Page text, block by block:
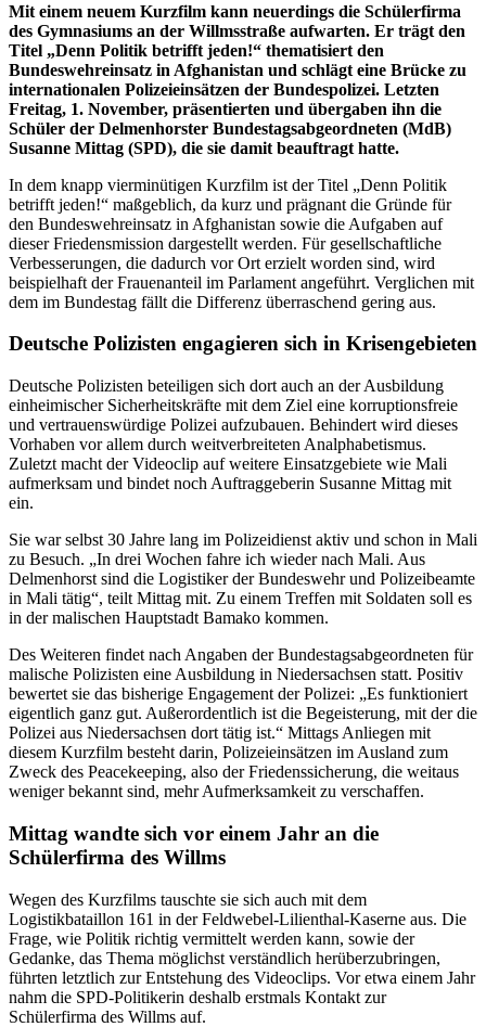
Mit einem neuem Kurzfilm kann neuerdings die Schülerfirma
des Gymnasiums an der Willmsstraße aufwarten. Er trägt den
Titel „Denn Politik betrifft jeden!“ thematisiert den
Bundeswehreinsatz in Afghanistan und schlägt eine Brücke zu
internationalen Polizeieinsätzen der Bundespolizei. Letzten
Freitag, 1. November, präsentierten und übergaben ihn die
Schüler der Delmenhorster Bundestagsabgeordneten (MdB)
Susanne Mittag (SPD), die sie damit beauftragt hatte.
In dem knapp vierminütigen Kurzfilm ist der Titel „Denn Politik
betrifft jeden!“ maßgeblich, da kurz und prägnant die Gründe für
den Bundeswehreinsatz in Afghanistan sowie die Aufgaben auf
dieser Friedensmission dargestellt werden. Für gesellschaftliche
Verbesserungen, die dadurch vor Ort erzielt worden sind, wird
beispielhaft der Frauenanteil im Parlament angeführt. Verglichen mit
dem im Bundestag fällt die Differenz überraschend gering aus.
Deutsche Polizisten engagieren sich in Krisengebieten
Deutsche Polizisten beteiligen sich dort auch an der Ausbildung
einheimischer Sicherheitskräfte mit dem Ziel eine korruptionsfreie
und vertrauenswürdige Polizei aufzubauen. Behindert wird dieses
Vorhaben vor allem durch weitverbreiteten Analphabetismus.
Zuletzt macht der Videoclip auf weitere Einsatzgebiete wie Mali
aufmerksam und bindet noch Auftraggeberin Susanne Mittag mit
ein.
Sie war selbst 30 Jahre lang im Polizeidienst aktiv und schon in Mali
zu Besuch. „In drei Wochen fahre ich wieder nach Mali. Aus
Delmenhorst sind die Logistiker der Bundeswehr und Polizeibeamte
in Mali tätig“, teilt Mittag mit. Zu einem Treffen mit Soldaten soll es
in der malischen Hauptstadt Bamako kommen.
Des Weiteren findet nach Angaben der Bundestagsabgeordneten für
malische Polizisten eine Ausbildung in Niedersachsen statt. Positiv
bewertet sie das bisherige Engagement der Polizei: „Es funktioniert
eigentlich ganz gut. Außerordentlich ist die Begeisterung, mit der die
Polizei aus Niedersachsen dort tätig ist.“ Mittags Anliegen mit
diesem Kurzfilm besteht darin, Polizeieinsätzen im Ausland zum
Zweck des Peacekeeping, also der Friedenssicherung, die weitaus
weniger bekannt sind, mehr Aufmerksamkeit zu verschaffen.
Mittag wandte sich vor einem Jahr an die
Schülerfirma des Willms
Wegen des Kurzfilms tauschte sie sich auch mit dem
Logistikbataillon 161 in der Feldwebel-Lilienthal-Kaserne aus. Die
Frage, wie Politik richtig vermittelt werden kann, sowie der
Gedanke, das Thema möglichst verständlich herüberzubringen,
führten letztlich zur Entstehung des Videoclips. Vor etwa einem Jahr
nahm die SPD-Politikerin deshalb erstmals Kontakt zur
Schülerfirma des Willms auf.